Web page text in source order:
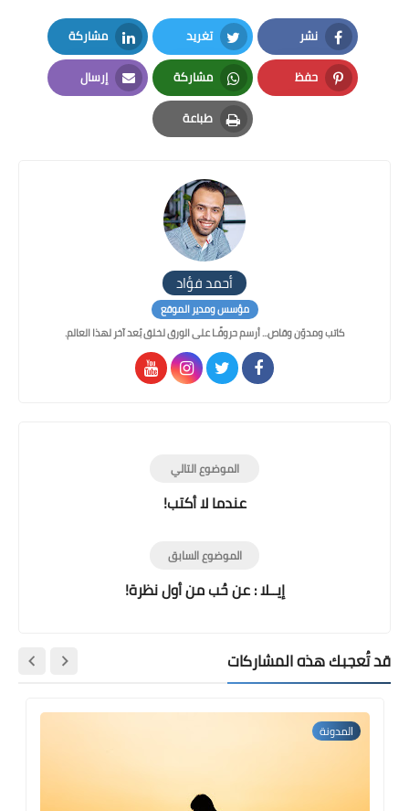
نشر
Facebook
تغريد
Twitter
مشاركة
LinkedIn
حفظ
Pinterest
مشاركة
Whatsapp
إرسال
Email
طباعة
Print
أحمد فؤاد
مؤسس ومدير الموقع
كاتب ومدوّن وقاص... أرسم حروفًـا على الورق لخلق بُعد آخر لهذا العالم.
الموضوع التالي
عندما لا أكتب!
الموضوع السابق
إيــلا : عن حُب من أول نظرة!
قد تُعجبك هذه المشاركات
المدونة